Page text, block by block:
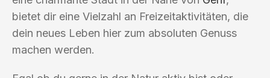
bietet dir eine Vielzahl an Freizeitaktivitäten, die
dein neues Leben hier zum absoluten Genuss
machen werden.